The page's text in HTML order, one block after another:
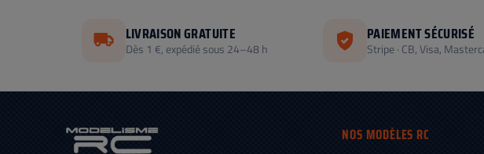
LIVRAISON GRATUITE
Dès 1 €, expédié sous 24–48 h
PAIEMENT SÉCURISÉ
Stripe · CB, Visa,
NOS MODÈLES RC